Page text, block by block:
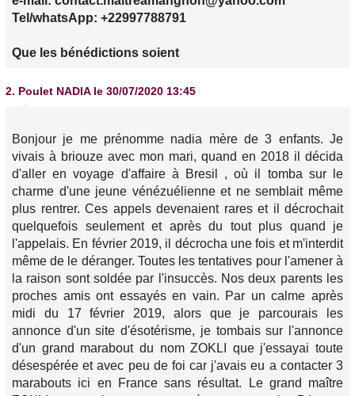
Tel/whatsApp: +22997788791
Que les bénédictions soient
2. Poulet NADIA le 30/07/2020 13:45
Bonjour je me prénomme nadia mère de 3 enfants. Je
vivais à briouze avec mon mari, quand en 2018 il décida
d'aller en voyage d'affaire à Bresil , où il tomba sur le
charme d'une jeune vénézuélienne et ne semblait même
plus rentrer. Ces appels devenaient rares et il décrochait
quelquefois seulement et après du tout plus quand je
l'appelais. En février 2019, il décrocha une fois et m'interdit
même de le déranger. Toutes les tentatives pour l'amener à
la raison sont soldée par l'insuccès. Nos deux parents les
proches amis ont essayés en vain. Par un calme après
midi du 17 février 2019, alors que je parcourais les
annonce d'un site d'ésotérisme, je tombais sur l'annonce
d'un grand marabout du nom ZOKLI que j'essayai toute
désespérée et avec peu de foi car j'avais eu a contacter 3
marabouts ici en France sans résultat. Le grand maître